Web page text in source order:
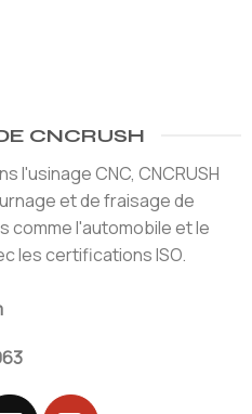
CNCRUSH
l'usinage CNC, CNCRUSH
et de fraisage de
comme l'automobile et le
les certifications ISO.